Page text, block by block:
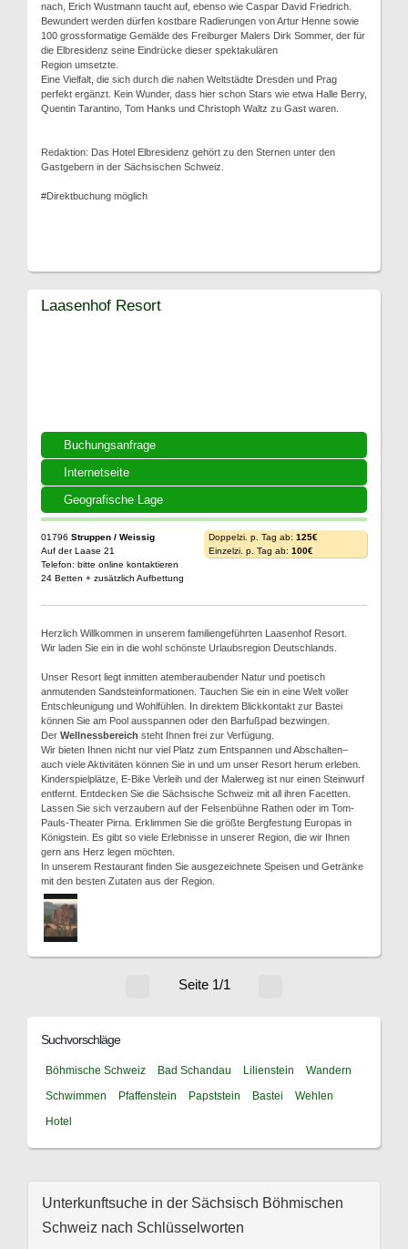
nach, Erich Wustmann taucht auf, ebenso wie Caspar David Friedrich.
Bewundert werden dürfen kostbare Radierungen von Artur Henne sowie
100 grossformatige Gemälde des Freiburger Malers Dirk Sommer, der für
die Elbresidenz seine Eindrücke dieser spektakulären
Region umsetzte.
Eine Vielfalt, die sich durch die nahen Weltstädte Dresden und Prag
perfekt ergänzt. Kein Wunder, dass hier schon Stars wie etwa Halle Berry,
Quentin Tarantino, Tom Hanks und Christoph Waltz zu Gast waren.
Redaktion: Das Hotel Elbresidenz gehört zu den Sternen unter den
Gastgebern in der Sächsischen Schweiz.
#Direktbuchung möglich
Buchungsanfrage
Internetseite
Geografische Lage
Laasenhof Resort
01796 Struppen / Weissig
Auf der Laase 21
Telefon: bitte online kontaktieren
24 Betten + zusätzlich Aufbettung
Doppelzi. p. Tag ab: 125€
Einzelzi. p. Tag ab: 100€
Herzlich Willkommen in unserem familiengeführten Laasenhof Resort.
Wir laden Sie ein in die wohl schönste Urlaubsregion Deutschlands.
Unser Resort liegt inmitten atemberaubender Natur und poetisch
anmutenden Sandsteinformationen. Tauchen Sie ein in eine Welt voller
Entschleunigung und Wohlfühlen. In direktem Blickkontakt zur Bastei
können Sie am Pool ausspannen oder den Barfußpad bezwingen.
Der Wellnessbereich steht Ihnen frei zur Verfügung.
Wir bieten Ihnen nicht nur viel Platz zum Entspannen und Abschalten–
auch viele Aktivitäten können Sie in und um unser Resort herum erleben.
Kinderspielplätze, E-Bike Verleih und der Malerweg ist nur einen Steinwurf
entfernt. Entdecken Sie die Sächsische Schweiz mit all ihren Facetten.
Lassen Sie sich verzaubern auf der Felsenbühne Rathen oder im Tom-
Pauls-Theater Pirna. Erklimmen Sie die größte Bergfestung Europas in
Königstein. Es gibt so viele Erlebnisse in unserer Region, die wir Ihnen
gern ans Herz legen möchten.
In unserem Restaurant finden Sie ausgezeichnete Speisen und Getränke
mit den besten Zutaten aus der Region.
Seite 1/1
Suchvorschläge
Böhmische Schweiz Bad Schandau Lilienstein
Wandern
Schwimmen
Pfaffenstein Papststein Bastei
Wehlen
Hotel
Unterkunftsuche in der Sächsisch Böhmischen
Schweiz nach Schlüsselworten